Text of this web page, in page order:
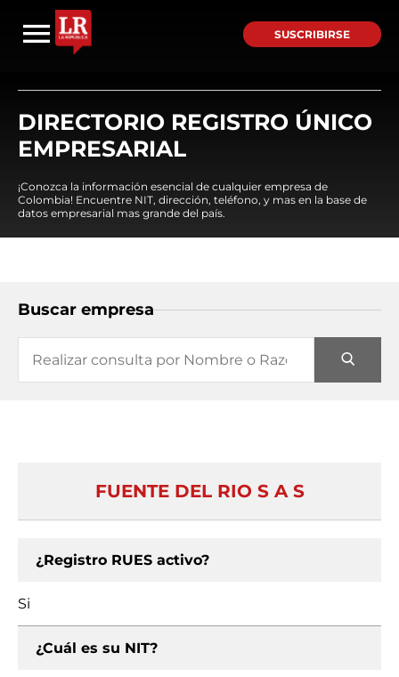
SUSCRIBIRSE
DIRECTORIO REGISTRO ÚNICO
EMPRESARIAL
¡Conozca la información esencial de cualquier empresa de
Colombia! Encuentre NIT, dirección, teléfono, y mas en la base de
datos empresarial mas grande del país.
Buscar empresa
FUENTE DEL RIO S A S
¿Registro RUES activo?
Si
¿Cuál es su NIT?